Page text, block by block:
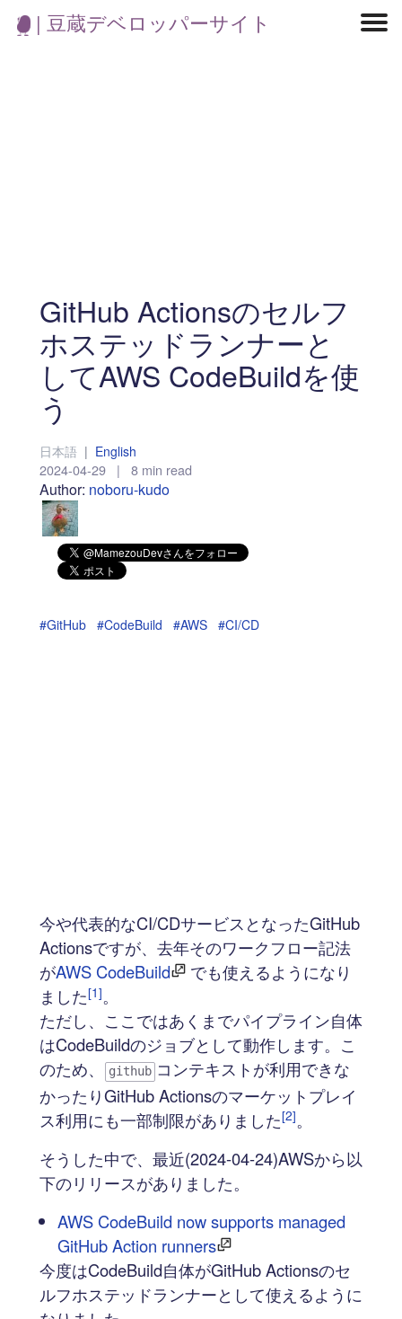
| 豆蔵デベロッパーサイト
GitHub Actionsのセルフ
ホステッドランナーと
してAWS CodeBuildを使
う
日本語 | English
2024-04-29 | 8 min read
Author: noboru-kudo
#GitHub #CodeBuild #AWS #CI/CD
今や代表的なCI/CDサービスとなったGitHub
Actionsですが、去年そのワークフロー記法
がAWS CodeBuild
でも使えるようになり
ました[1]。
ただし、ここではあくまでパイプライン自体
はCodeBuildのジョブとして動作します。こ
のため、
github コンテキストが利用できな
かったりGitHub Actionsのマーケットプレイ
ス利用にも一部制限がありました[2]。
そうした中で、最近(2024-04-24)AWSから以
下のリリースがありました。
AWS CodeBuild now supports managed
GitHub Action runners
今度はCodeBuild自体がGitHub Actionsのセ
ルフホステッドランナーとして使えるように